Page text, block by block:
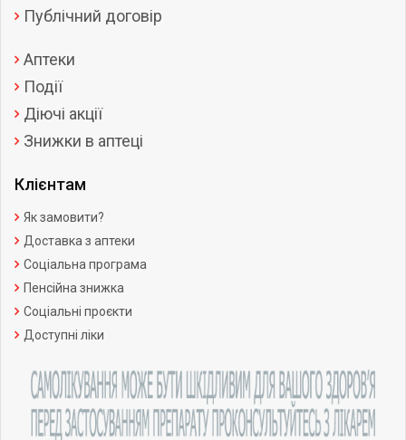
Публічний договір
Аптеки
Події
Діючі акції
Знижки в аптеці
Клієнтам
Як замовити?
Доставка з аптеки
Соціальна програма
Пенсійна знижка
Соціальні проєкти
Доступні ліки